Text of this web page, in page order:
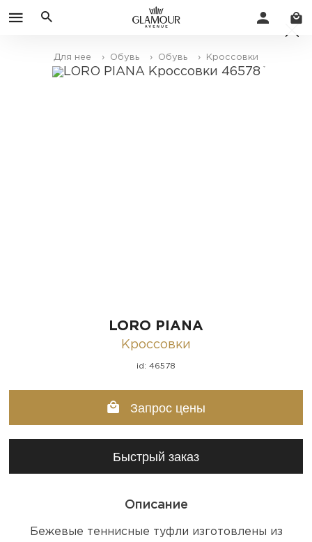
Для нее › Обувь › Обувь › Кроссовки
LORO PIANA
Кроссовки
id: 46578
Запрос цены
Быстрый заказ
Описание
Бежевые теннисные туфли изготовлены из